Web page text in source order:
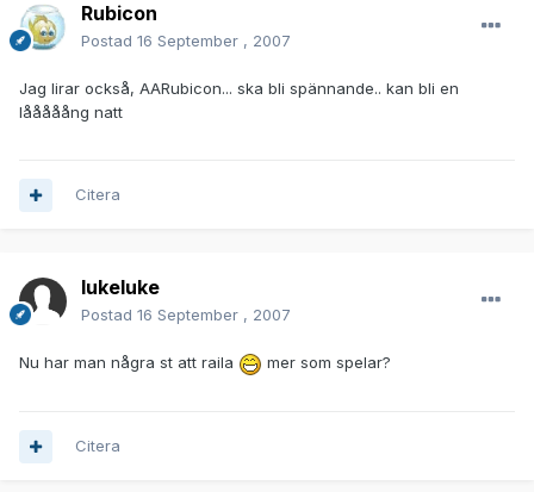
Rubicon
Postad 16 September , 2007
Jag lirar också, AARubicon... ska bli spännande.. kan bli en
lååååång natt
Citera
lukeluke
Postad 16 September , 2007
Nu har man några st att raila mer som spelar?
Citera